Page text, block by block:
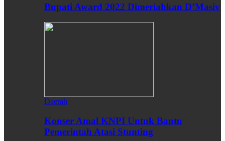
Bupati Award 2022 Dimeriahkan D’Masiv
Daerah
Konser Amal KNPI Untuk Bantu
Pemerintah Atasi Stunting